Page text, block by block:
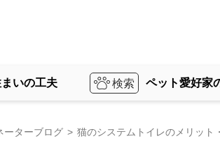
いの工夫 ペット愛好家
ーターブログ 猫のシステムトイレのメリット